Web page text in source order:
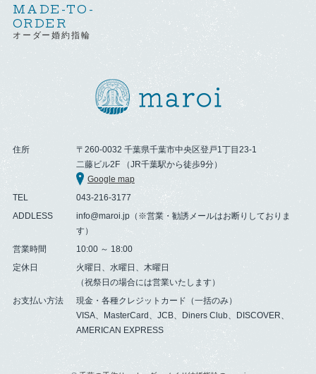
MADE-TO-
ORDER
オーダー婚約指輪
住所
〒260-0032 千葉県千葉市中央区登戸1丁目23-1
二藤ビル2F （JR千葉駅から徒歩9分）
Google map
TEL
043-216-3177
ADDLESS
info@maroi.jp（※営業・勧誘メールはお断りしておりま
す）
営業時間
10:00 ～ 18:00
定休日
火曜日、水曜日、木曜日
（祝祭日の場合には営業いたします）
お支払い方法
現金・各種クレジットカード（一括のみ）
VISA、MasterCard、JCB、Diners Club、DISCOVER、
AMERICAN EXPRESS